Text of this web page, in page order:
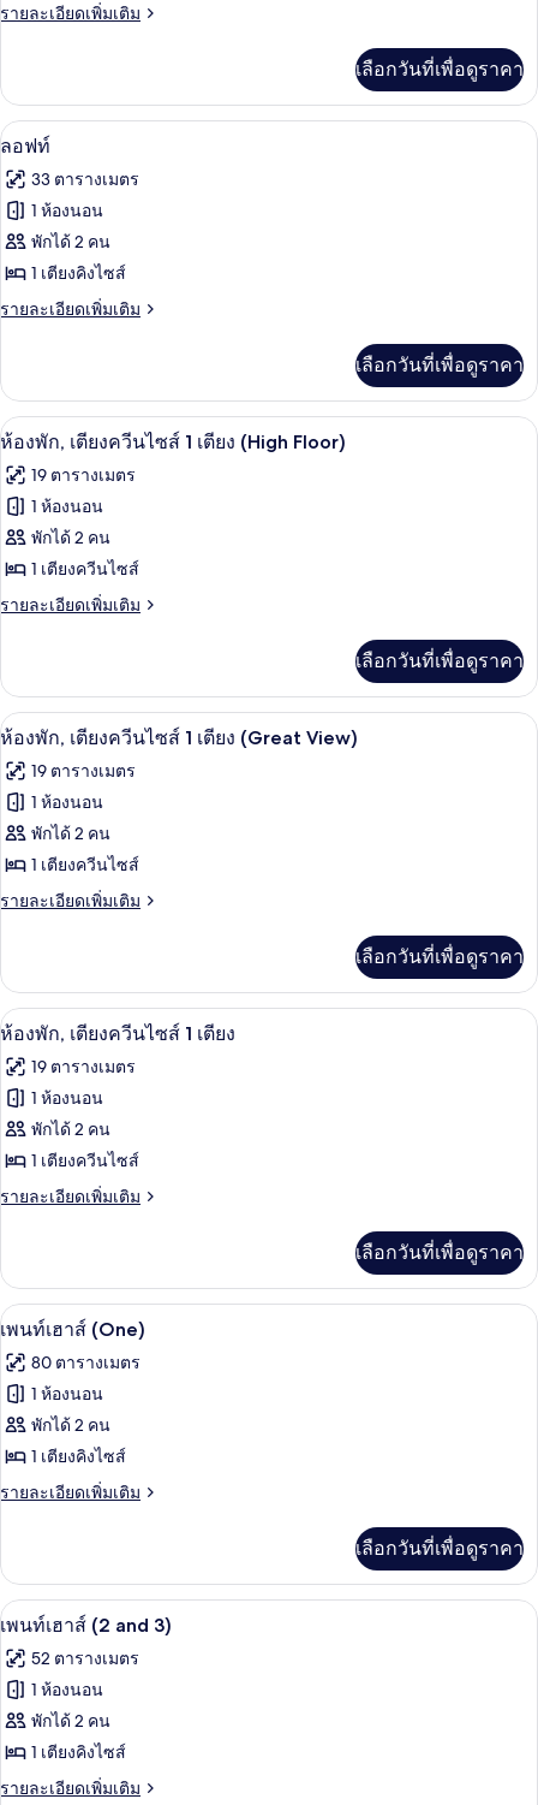
View)
(Great
รายละเอียดเพิ่มเติม
ราย
เกี่ยว
กับ
ลอฟท์
View)
เลือกวันที่เพื่อดูราคา
เปิด
ภาพถ่าย
ทั้งหมด
ของ
ลอฟท์
ผ้าปูที่นอนฝ้ายอียิปต์, เครื่องนอนระดับ
5
ลอฟท์
33 ตารางเมตร
1 ห้องนอน
พักได้ 2 คน
1 เตียงคิงไซส์
รายละเอียดเพิ่มเติม
ราย
เกี่ยว
กับ
ลอฟท์
เลือกวันที่เพื่อดูราคา
เปิด
ภาพถ่าย
ทั้งหมด
ของ
ห้อง
พัก,
ควีน
ไซส์
1
เตียง
(High
Floor)
6
ห้องพัก, เตียงควีนไซส์ 1 เตียง (High Floor)
19 ตารางเมตร
1 ห้องนอน
พักได้ 2 คน
1 เตียงควีนไซส์
รายละเอียดเพิ่มเติม
ราย
เกี่ยว
กับ
ห้อง
เตียง
ควีน
เตียง
Floor)
เลือกวันที่เพื่อดูราคา
เปิด
ภาพถ่าย
ทั้งหมด
ของ
ห้อง
พัก,
ควีน
ไซส์
1
เตียง
(Great
View)
5
ห้องพัก, เตียงควีนไซส์ 1 เตียง (Great View)
19 ตารางเมตร
1 ห้องนอน
พักได้ 2 คน
1 เตียงควีนไซส์
รายละเอียดเพิ่มเติม
ราย
เกี่ยว
กับ
ห้อง
เตียง
ควีน
เตียง
View)
เลือกวันที่เพื่อดูราคา
เปิด
ภาพถ่าย
ทั้งหมด
ของ
ห้อง
พัก,
ควีน
ไซส์
1
เตียง
6
ห้องพัก, เตียงควีนไซส์ 1 เตียง
19 ตารางเมตร
1 ห้องนอน
พักได้ 2 คน
1 เตียงควีนไซส์
รายละเอียดเพิ่มเติม
ราย
เกี่ยว
กับ
ห้อง
เตียง
ควีน
เตียง
เลือกวันที่เพื่อดูราคา
เปิด
ภาพถ่าย
ทั้งหมด
ของ
เพ
นท์
ส์
(One)
เพนท์เฮาส์ (One) | ผ้าปูที่นอนฝ้ายอียิป
3
เพนท์เฮาส์ (One)
80 ตารางเมตร
1 ห้องนอน
พักได้ 2 คน
1 เตียงคิงไซส์
รายละเอียดเพิ่มเติม
ราย
เกี่ยว
กับ
เพ
เฮา
ส์
เลือกวันที่เพื่อดูราคา
เปิด
ภาพถ่าย
ทั้งหมด
ของ
เพ
นท์
3
เพนท์เฮาส์ (2 and 3)
52 ตารางเมตร
1 ห้องนอน
พักได้ 2 คน
1 เตียงคิงไซส์
รายละเอียดเพิ่มเติม
ราย